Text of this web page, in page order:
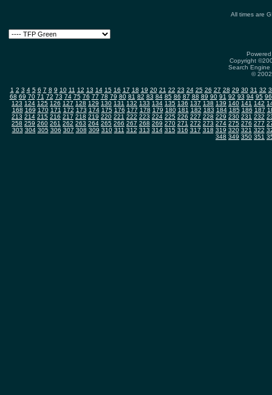
All times are
Copyright
Search
©
1 2 3 4 5 6 7 8 9 10 11 12 13 14 15 16 17 18 19 20 21 22 23 24 25 26 27 28 29 30 31 32
68 69 70 71 72 73 74 75 76 77 78 79 80 81 82 83 84 85 86 87 88 89 90 91 92 93 94 95 96
123 124 125 126 127 128 129 130 131 132 133 134 135 136 137 138 139 140 141 142
168 169 170 171 172 173 174 175 176 177 178 179 180 181 182 183 184 185 186 187
213 214 215 216 217 218 219 220 221 222 223 224 225 226 227 228 229 230 231 232
258 259 260 261 262 263 264 265 266 267 268 269 270 271 272 273 274 275 276 277
303 304 305 306 307 308 309 310 311 312 313 314 315 316 317 318 319 320 321 322
348 349 350 351